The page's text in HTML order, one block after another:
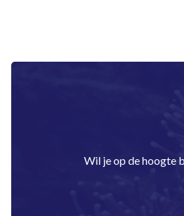
Wil je op de hoogte